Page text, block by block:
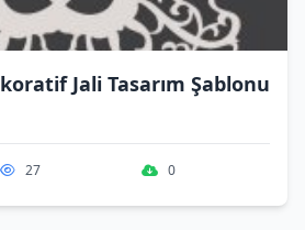
Jali Tasarım Şablonu
27 0